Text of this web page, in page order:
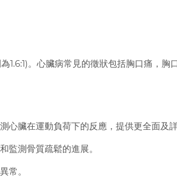
1.6:1)。心臟病常見的徵狀包括胸口痛，胸
臟在運動負荷下的反應，提供更全面及詳
監測骨質疏鬆的進展。
常。